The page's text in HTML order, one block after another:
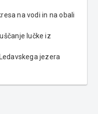
na vodi in na obali
lučke iz
jezera